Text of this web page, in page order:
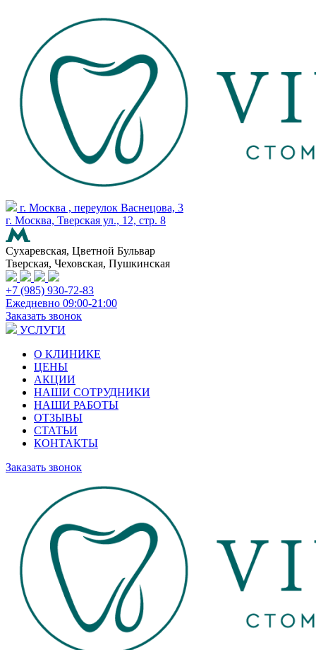
г. Москва , переулок Васнецова, 3
г. Москва, Тверская ул., 12, стр. 8
Сухаревская, Цветной Бульвар
Тверская, Чеховская, Пушкинская
+7 (985) 930-72-83
Ежедневно 09:00-21:00
Заказать звонок
УСЛУГИ
О КЛИНИКЕ
ЦЕНЫ
АКЦИИ
НАШИ СОТРУДНИКИ
НАШИ РАБОТЫ
ОТЗЫВЫ
СТАТЬИ
КОНТАКТЫ
Заказать звонок